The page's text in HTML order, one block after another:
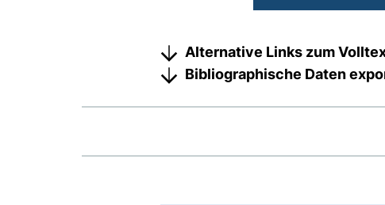
Alternative Links zum
Bibliographische Daten